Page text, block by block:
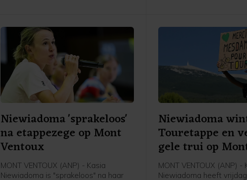
Niewiadoma 'sprakeloos'
na etappezege op Mont
Ventoux
MONT VENTOUX (ANP) - Kasia
Niewiadoma is "sprakeloos" na haar
Niewiadoma
Touretappe en
gele trui op
Ventoux
MONT VENTOUX (ANP) -
Niewiadoma heeft